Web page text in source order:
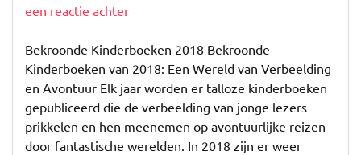
op
een reactie achterop
de
Magie
van
Bekroonde
Kinderboeken
uit
Bekroonde Kinderboeken 2018 Bekroonde
Kinderboeken van 2018: Een Wereld van Verbeelding
en Avontuur Elk jaar worden er talloze kinderboeken
gepubliceerd die de verbeelding van jonge lezers
prikkelen en hen meenemen op avontuurlijke reizen
door fantastische werelden. In 2018 zijn er weer